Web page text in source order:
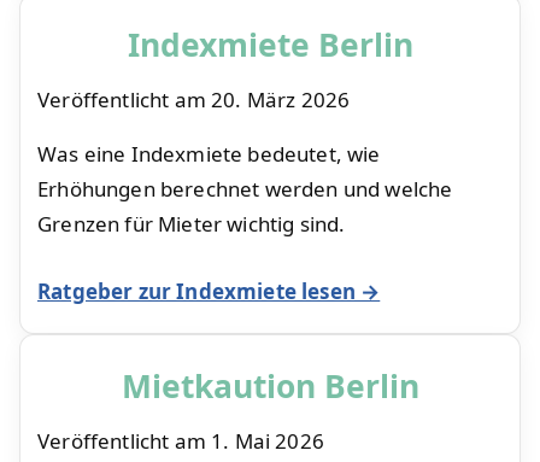
Indexmiete Berlin
Veröffentlicht am20. März 2026
Was eine Indexmiete bedeutet, wie
Erhöhungen berechnet werden und welche
Grenzen für Mieter wichtig sind.
Ratgeber zur Indexmiete lesen →
Mietkaution Berlin
Veröffentlicht am 1. Mai 2026